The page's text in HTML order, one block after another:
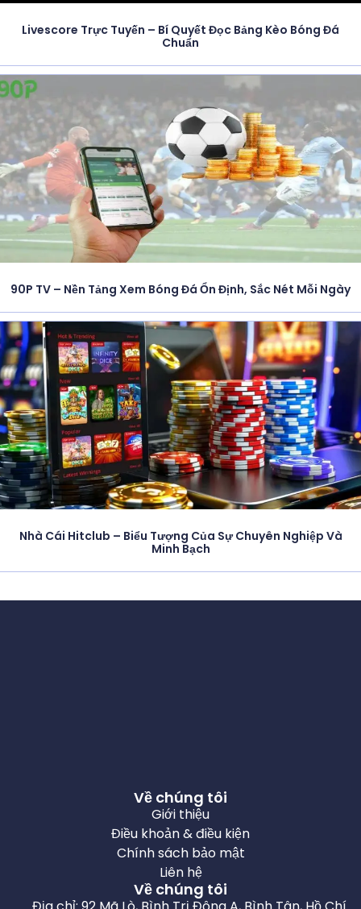
Livescore Trực Tuyến – Bí Quyết Đọc Bảng Kèo Bóng Đá
Chuẩn
90P TV – Nền Tảng Xem Bóng Đá Ổn Định, Sắc Nét Mỗi Ngày
Nhà Cái Hitclub – Biểu Tượng Của Sự Chuyên Nghiệp Và
Minh Bạch
Về chúng tôi
Giới thiệu
Điều khoản & điều kiện
Chính sách bảo mật
Liên hệ
Về chúng tôi